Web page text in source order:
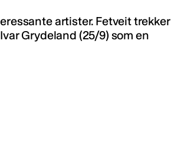
artister. Fetveit trekker
Grydeland (25/9) som en